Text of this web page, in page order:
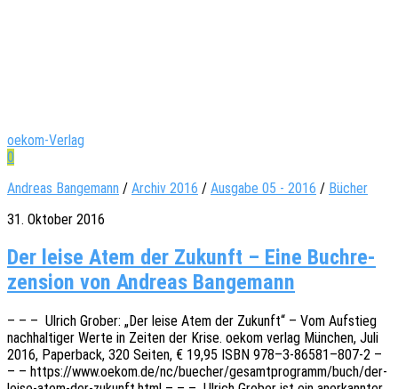
oekom-Verlag
0
Andreas Bangemann / Archiv 2016 / Ausgabe 05 - 2016 / Bücher
31. Oktober 2016
Der leise Atem der Zukunft – Eine Buch­re­
zen­sion von Andreas Bangemann
– – – Ulrich Grober: „Der leise Atem der Zukunft“ – Vom Aufstieg
nach­hal­ti­ger Werte in Zeiten der Krise. oekom verlag München, Juli
2016, Paper­back, 320 Seiten, € 19,95 ISBN 978–3‑86581–807‑2 –
– – https://www.oekom.de/nc/buecher/gesamtprogramm/buch/der-